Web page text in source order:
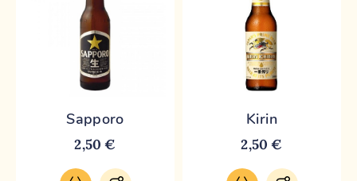
Sapporo
2,50 €
Kirin
2,50 €